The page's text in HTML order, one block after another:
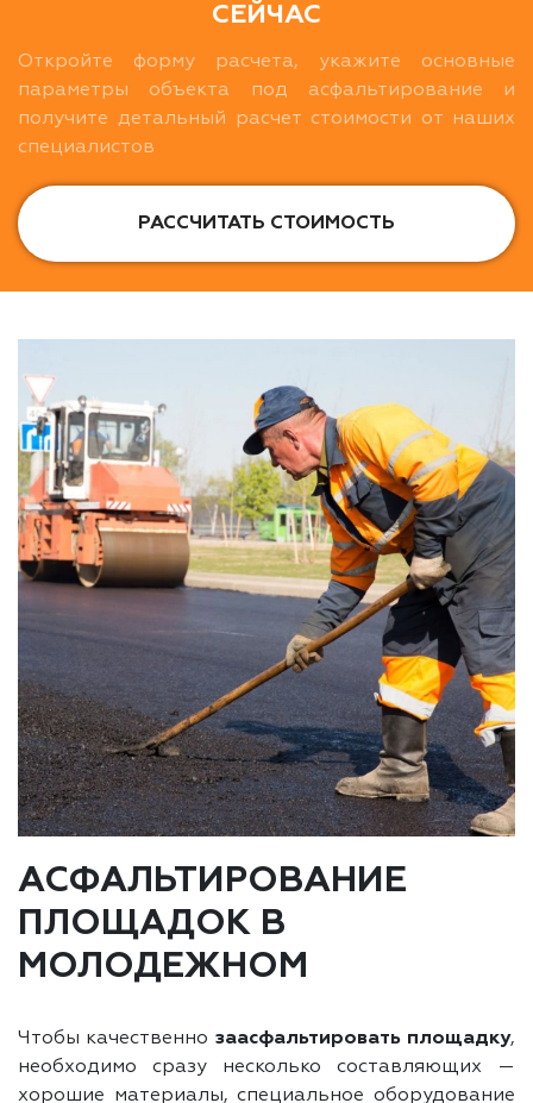
СЕЙЧАС
Откройте форму расчета, укажите основные
параметры объекта под асфальтирование и
получите детальный расчет стоимости от наших
специалистов
РАССЧИТАТЬ СТОИМОСТЬ
АСФАЛЬТИРОВАНИЕ
ПЛОЩАДОК В
МОЛОДЕЖНОМ
Чтобы качественно заасфальтировать площадку,
необходимо сразу несколько составляющих —
хорошие материалы, специальное оборудование